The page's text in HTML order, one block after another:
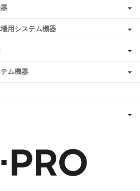
用システム機器
ム機器